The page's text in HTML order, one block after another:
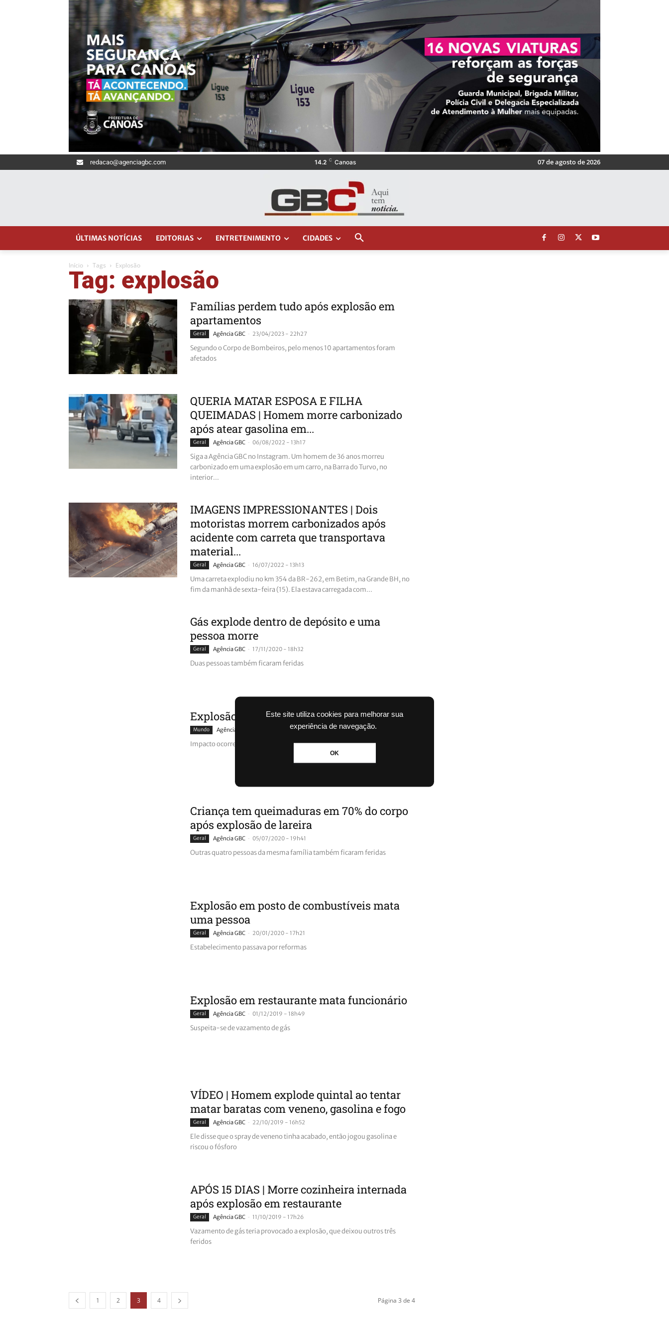
Este site utiliza cookies para melhorar sua
experiência de navegação.
OK
redacao@agenciagbc.com 14.2 C Canoas 07 de agosto de 2026
ÚLTIMAS NOTÍCIAS EDITORIAS ENTRETENIMENTO CIDADES
Início Tags Explosão
Tag: explosão
Famílias perdem tudo após explosão em
apartamentos
Geral Agência GBC - 23/04/2023 - 22h27
Segundo o Corpo de Bombeiros, pelo menos 10 apartamentos foram
afetados
QUERIA MATAR ESPOSA E FILHA
QUEIMADAS | Homem morre carbonizado
após atear gasolina em...
Geral Agência GBC - 06/08/2022 - 13h17
Siga a Agência GBC no Instagram. Um homem de 36 anos morreu
carbonizado em uma explosão em um carro, na Barra do Turvo, no
interior...
IMAGENS IMPRESSIONANTES | Dois
motoristas morrem carbonizados após
acidente com carreta que transportava
material...
Geral Agência GBC - 16/07/2022 - 13h13
Uma carreta explodiu no km 354 da BR-262, em Betim, na Grande BH, no
fim da manhã de sexta-feira (15). Ela estava carregada com...
Gás explode dentro de depósito e uma
pessoa morre
Geral Agência GBC - 17/11/2020 - 18h32
Duas pessoas também ficaram feridas
Explosão em Beirute deixa mortos e feridos
Mundo Agência GBC 04/08/2020 - 14h31
Impacto ocorreu na área portuária da capital libanesa
Criança tem queimaduras em 70% do corpo
após explosão de lareira
Geral Agência GBC - 05/07/2020 - 19h41
Outras quatro pessoas da mesma família também ficaram feridas
Explosão em posto de combustíveis mata
uma pessoa
Geral Agência GBC - 20/01/2020 - 17h21
Estabelecimento passava por reformas
Explosão em restaurante mata funcionário
Geral Agência GBC - 01/12/2019 - 18h49
Suspeita-se de vazamento de gás
VÍDEO | Homem explode quintal ao tentar
matar baratas com veneno, gasolina e fogo
Geral Agência GBC - 22/10/2019 - 16h52
Ele disse que o spray de veneno tinha acabado, então jogou gasolina e
riscou o fósforo
APÓS 15 DIAS | Morre cozinheira internada
após explosão em restaurante
Geral Agência GBC - 11/10/2019 - 17h26
Vazamento de gás teria provocado a explosão, que deixou outros três
feridos
1 2 3 4 Página 3 de 4